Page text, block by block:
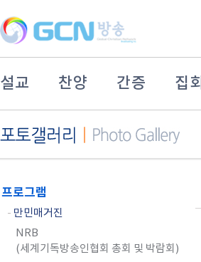
설교 찬양 간증 집회
프로그램
- 만민매거진
NRB
(세계기독방송인협회 총회 및 박람회)